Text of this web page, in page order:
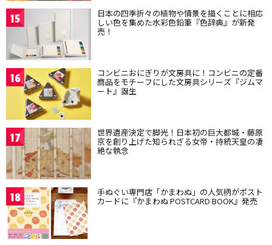
15 日本の四季折々の植物や情景を描くことに相応
しい色を集めた水彩色鉛筆『色辞典』が新発
売！
16 コンビニおにぎりが文房具に！コンビニの定番
商品をモチーフにした文房具シリーズ『ジムマ
ート』誕生
17 世界遺産決定で脚光！日本初の巨大都城・藤原
京を創り上げた知られざる女帝・持統天皇の凄
絶な執念
18 手ぬぐい専門店「かまわぬ」の人気柄がポスト
カードに『かまわぬ POSTCARD BOOK』発売